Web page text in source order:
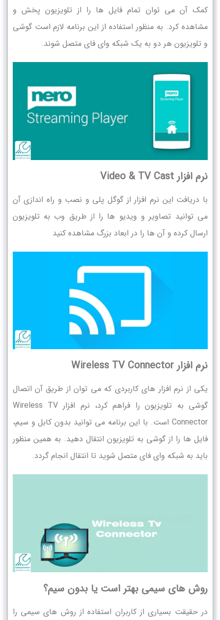
کمک آن می توان تمام فایل ها را از تلویزیون پخش و
مشاهده کرد. به منظور استفاده از این برنامه لازم است گوشی
و تلویزیون هر دو به یک شبکه وای فای متصل شوند.
نرم افزار Video & TV Cast
با دریافت این نرم افزار از گوگل پلی و نصب و راه اندازی آن
می توانید تصاویر و ویدیو ها را از طریق وب به تلویزیون
ارسال کرده و آن ها را در ابعاد بزرگ مشاهده کنید
نرم افزار Wireless TV Connector
یکی از نرم افزار های کاربردی که می توان از طریق آن اتصال
گوشی به تلویزیون را فراهم کرد، نرم افزار Wireless TV
Connector است. با این برنامه می توانید بدون کابل و سیم،
فایل ها را از گوشی به تلویزیون انتقال دهید. به همین منظور
باید به شبکه وای فای متصل شوید تا انتقال انجام گردد.
روش های سیمی بهتر است یا بدون سیم؟
در حقیقت بسیاری از کاربران استفاده از روش های سیمی را